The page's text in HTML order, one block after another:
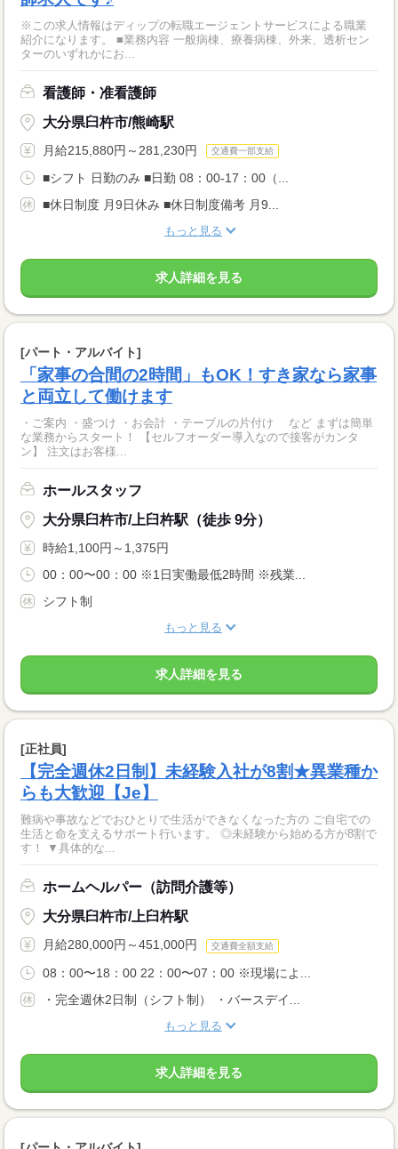
※この求人情報はディップの転職エージェントサービスによる職業
紹介になります。 ■業務内容 一般病棟、療養病棟、外来、透析セン
ターのいずれかにお...
看護師・准看護師
大分県臼杵市/熊崎駅
月給215,880円～281,230円 交通費一部支給
■シフト 日勤のみ ■日勤 08：00-17：00（...
■休日制度 月9日休み ■休日制度備考 月9...
もっと見る
求人詳細を見る
[パート・アルバイト]
「家事の合間の2時間」もOK！すき家なら家事
と両立して働けます
・ご案内 ・盛つけ ・お会計 ・テーブルの片付け など まずは簡単
な業務からスタート！ 【セルフオーダー導入なので接客がカンタ
ン】 注文はお客様...
ホールスタッフ
大分県臼杵市/上臼杵駅（徒歩 9分）
時給1,100円～1,375円
00：00〜00：00 ※1日実働最低2時間 ※残業...
シフト制
もっと見る
求人詳細を見る
[正社員]
【完全週休2日制】未経験入社が8割★異業種か
らも大歓迎【Je】
難病や事故などでおひとりで生活ができなくなった方の ご自宅での
生活と命を支えるサポート行います。 ◎未経験から始める方が8割で
す！ ▼具体的な...
ホームヘルパー（訪問介護等）
大分県臼杵市/上臼杵駅
月給280,000円～451,000円 交通費全額支給
08：00〜18：00 22：00〜07：00 ※現場によ...
・完全週休2日制（シフト制） ・バースデイ...
もっと見る
求人詳細を見る